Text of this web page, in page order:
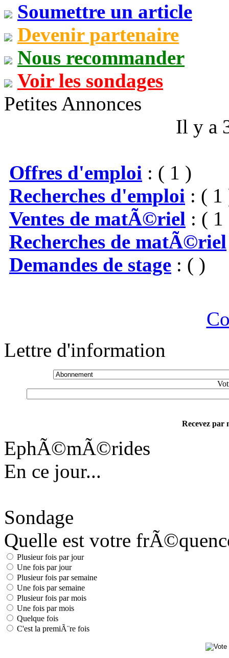
Soumettre un article
Devenir partenaire
Nous recommander
Voir les sondages
Petites Annonces
Il y a
Offres d'emploi : ( 1 )
Recherches d'emploi : ( 1
Ventes de matÃ©riel : ( 1
Recherches de matÃ©riel
Demandes de stage : ( )
Lettre d'information
Recevez par
EphÃ©mÃ©rides
En ce jour...
Sondage
Quelle est votre
Plusieur fois par jour
Une fois par jour
Plusieur fois par semaine
Une fois par semaine
Plusieur fois par mois
Une fois par mois
Quelque fois
C'est la premiÃ¨re fois